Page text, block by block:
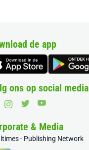
de app
ons op social media
& Media
- Publishing Network